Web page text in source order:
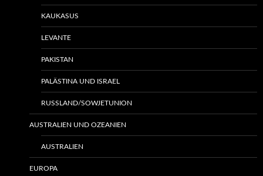
KAUKASUS
LEVANTE
PAKISTAN
PALÄSTINA UND ISRAEL
RUSSLAND/SOWJETUNION
AUSTRALIEN UND OZEANIEN
AUSTRALIEN
EUROPA